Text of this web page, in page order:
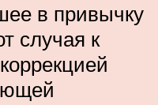
в привычку
случая к